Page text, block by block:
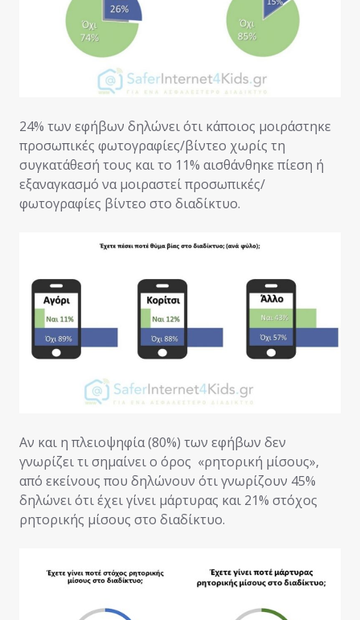
24% των εφήβων δηλώνει ότι κάποιος μοιράστηκε
προσωπικές φωτογραφίες/βίντεο χωρίς τη
συγκατάθεσή τους και το 11% αισθάνθηκε πίεση ή
εξαναγκασμό να μοιραστεί προσωπικές/
φωτογραφίες βίντεο στο διαδίκτυο.
Αν και η πλειοψηφία (80%) των εφήβων δεν
γνωρίζει τι σημαίνει ο όρος «ρητορική μίσους»,
από εκείνους που δηλώνουν ότι γνωρίζουν 45%
δηλώνει ότι έχει γίνει μάρτυρας και 21% στόχος
ρητορικής μίσους στο διαδίκτυο.